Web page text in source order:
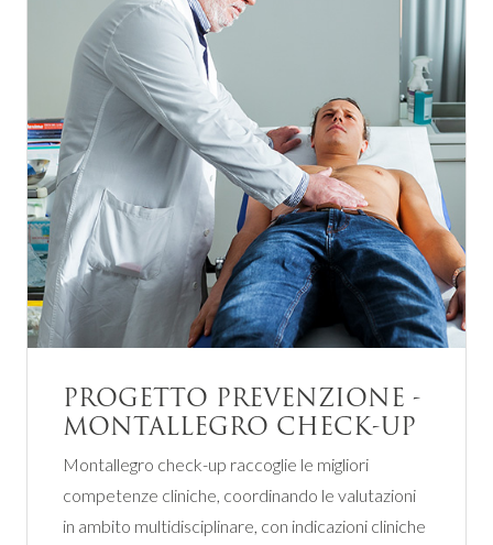
PROGETTO PREVENZIONE -
MONTALLEGRO CHECK-UP
Montallegro check-up raccoglie le migliori
competenze cliniche, coordinando le valutazioni
in ambito multidisciplinare, con indicazioni cliniche